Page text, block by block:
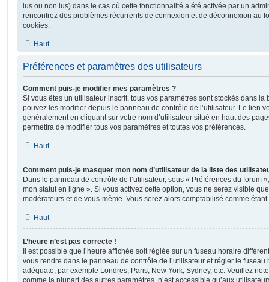
lus ou non lus) dans le cas où cette fonctionnalité a été activée par un
rencontrez des problèmes récurrents de connexion et de déconnexion au
cookies.
Haut
Préférences et paramètres des utilisateurs
Comment puis-je modifier mes paramètres ?
Si vous êtes un utilisateur inscrit, tous vos paramètres sont stockés dans la
pouvez les modifier depuis le panneau de contrôle de l’utilisateur. Le lien
généralement en cliquant sur votre nom d’utilisateur situé en haut des
permettra de modifier tous vos paramètres et toutes vos préférences.
Haut
Comment puis-je masquer mon nom d’utilisateur de la liste des
Dans le panneau de contrôle de l’utilisateur, sous « Préférences du forum
mon statut en ligne ». Si vous activez cette option, vous ne serez visible
modérateurs et de vous-même. Vous serez alors comptabilisé comme
Haut
L’heure n’est pas correcte !
Il est possible que l’heure affichée soit réglée sur un fuseau horaire
vous rendre dans le panneau de contrôle de l’utilisateur et régler le
adéquate, par exemple Londres, Paris, New York, Sydney, etc. Veuillez
comme la plupart des autres paramètres, n’est accessible qu’aux